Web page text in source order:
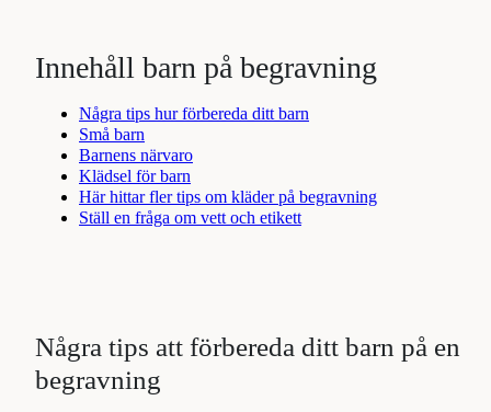
Innehåll barn på begravning
Några tips hur förbereda ditt barn
Små barn
Barnens närvaro
Klädsel för barn
Här hittar fler tips om kläder på begravning
Ställ en fråga om vett och etikett
Några tips att förbereda ditt barn på en
begravning